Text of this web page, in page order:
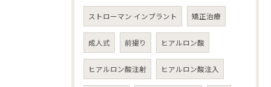
ストローマン インプラント 矯正治療
成人式 前撮り ヒアルロン酸
ヒアルロン酸注射 ヒアルロン酸注入